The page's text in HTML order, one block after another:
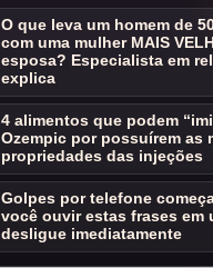
O que leva um homem de
com uma mulher MAIS
esposa? Especialista em
explica
4 alimentos que podem
Ozempic por possuírem as
propriedades das injeções
Golpes por telefone
você ouvir estas frases em
desligue imediatamente